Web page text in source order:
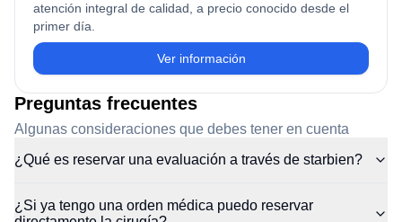
atención integral de calidad, a precio conocido desde el
primer día.
Ver información
Preguntas frecuentes
Algunas consideraciones que debes tener en cuenta
¿Qué es reservar una evaluación a través de starbien?
¿Si ya tengo una orden médica puedo reservar